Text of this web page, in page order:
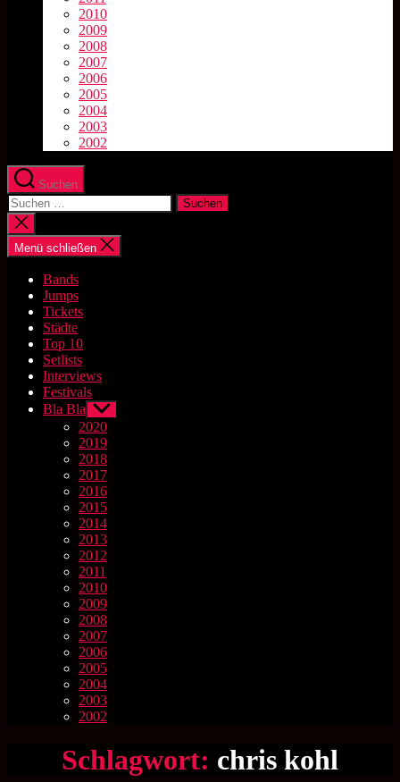
2010
2009
2008
2007
2006
2005
2004
2003
2002
Suchen
Suchen
nach:
Suche
schließen
Menü schließen
Bands
Jumps
Tickets
Städte
Top 10
Setlists
Interviews
Festivals
Bla Bla Untermenü
anzeigen
2020
2019
2018
2017
2016
2015
2014
2013
2012
2011
2010
2009
2008
2007
2006
2005
2004
2003
2002
Schlagwort: chris kohl